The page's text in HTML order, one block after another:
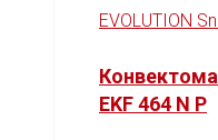
EVOLUTION
EKF 464 N P